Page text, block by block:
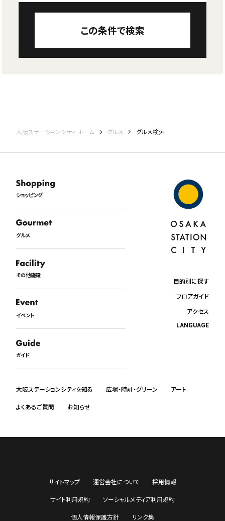
この条件で検索
大阪ステーションシティ ホーム グルメ グルメ検索
ショッピング
グルメ
その他施設
イベント
ガイド
大阪ステーションシティを知る 広場・時計・グリーン アート
目的別に探す
フロアガイド
アクセス
LANGUAGE
ภาษาไทย
よくあるご質問 お知らせ
サイトマップ 運営会社について 採用情報
サイト利用規約 ソーシャルメディア利用規約
個人情報保護方針 リンク集